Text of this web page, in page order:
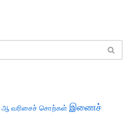
ஆ வரிசைச் சொற்கள் இணைச்